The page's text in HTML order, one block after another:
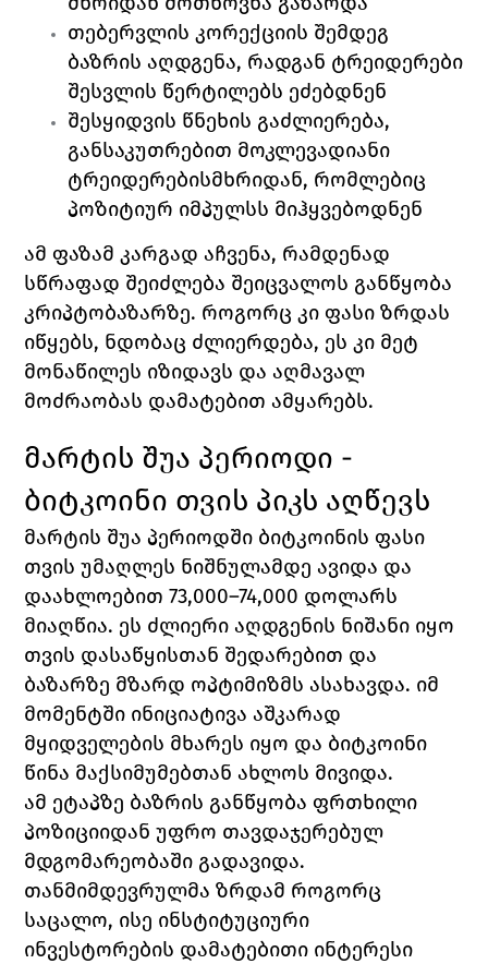
თებერვლის კორექციის შემდეგ
ბაზრის აღდგენა, რადგან ტრეიდერები
შესვლის წერტილებს ეძებდნენ
შესყიდვის წნეხის გაძლიერება,
განსაკუთრებით მოკლევადიანი
ტრეიდერებისმხრიდან, რომლებიც
პოზიტიურ იმპულსს მიჰყვებოდნენ
ამ ფაზამ კარგად აჩვენა, რამდენად
სწრაფად შეიძლება შეიცვალოს განწყობა
კრიპტობაზარზე. როგორც კი ფასი ზრდას
იწყებს, ნდობაც ძლიერდება, ეს კი მეტ
მონაწილეს იზიდავს და აღმავალ
მოძრაობას დამატებით ამყარებს.
მარტის შუა პერიოდი -
ბიტკოინი თვის პიკს აღწევს
მარტის შუა პერიოდში ბიტკოინის ფასი
თვის უმაღლეს ნიშნულამდე ავიდა და
დაახლოებით 73,000–74,000 დოლარს
მიაღწია. ეს ძლიერი აღდგენის ნიშანი იყო
თვის დასაწყისთან შედარებით და
ბაზარზე მზარდ ოპტიმიზმს ასახავდა. იმ
მომენტში ინიციატივა აშკარად
მყიდველების მხარეს იყო და ბიტკოინი
წინა მაქსიმუმებთან ახლოს მივიდა.
ამ ეტაპზე ბაზრის განწყობა ფრთხილი
პოზიციიდან უფრო თავდაჯერებულ
მდგომარეობაში გადავიდა.
თანმიმდევრულმა ზრდამ როგორც
საცალო, ისე ინსტიტუციური
ინვესტორების დამატებითი ინტერესი